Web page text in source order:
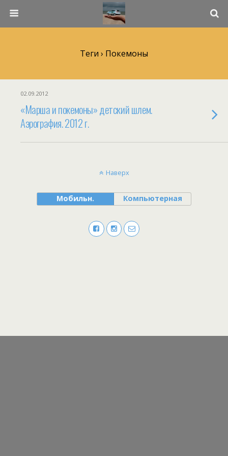
Теги › Покемоны
02.09.2012
«Марша и покемоны» детский шлем.
Аэрография. 2012 г.
Наверх
Мобильн. Компьютерная